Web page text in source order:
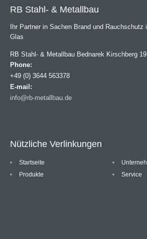
RB Stahl- & Metallbau
Ihr Partner in Sachen Brand und
Glas
RB Stahl- & Metallbau Bednarek Kirschberg
Phone:
+49 (0) 3644 563378
E-mail:
info@rb-metallbau.de
Nützliche Verlinkungen
Startseite
Produkte
Service